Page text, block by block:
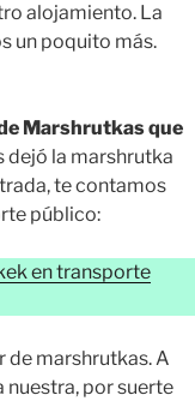
alojamiento. La
un poquito más.
Marshrutkas que
dejó la marshrutka
te contamos
público:
en transporte
de marshrutkas. A
por suerte